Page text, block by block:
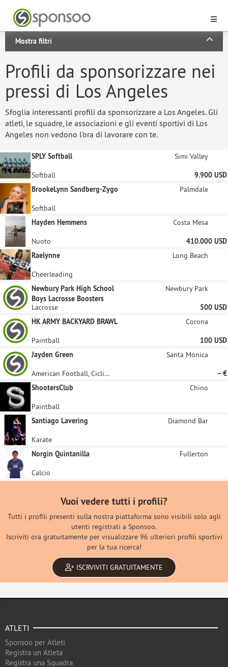
Mostra filtri
Profili da sponsorizzare nei
pressi di Los Angeles
Sfoglia interessanti profili da sponsorizzare a Los Angeles. Gli
atleti, le squadre, le associazioni e gli eventi sportivi di Los
Angeles non vedono l'ora di lavorare con te.
SPLY Softball Simi Valley
Softball
9.900 USD
BrookeLynn Sandberg-Zygo
Palmdale
Softball
Hayden Hemmens
Costa Mesa
Nuoto
410.000 USD
Raelynne
Long Beach
Cheerleading
Newbury Park High School
Boys Lacrosse Boosters
Newbury Park
Lacrosse
500 USD
HK ARMY BACKYARD BRAWL
Corona
Paintball
100 USD
Jayden Green
Santa Monica
American Football, Ciclismo su pista
– €
ShootersClub
Chino
Paintball
Santiago Lavering
Diamond Bar
Karate
Norgin Quintanilla
Fullerton
Calcio
Vuoi vedere tutti i profili?
Tutti i profili presenti sulla nostra piattaforma sono visibili solo agli
utenti registrati a Sponsoo.
Iscriviti ora gratuitamente per visualizzare 96 ulteriori profili sportivi
per la tua ricerca!
ISCRVIVITI GRATUITAMENTE
ATLETI
Sponsoo per Atleti
Registra un Atleta
Registra una Squadra